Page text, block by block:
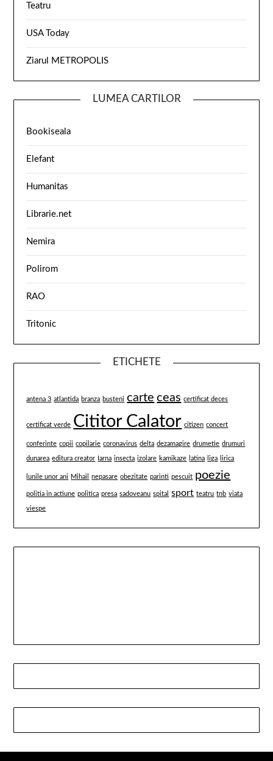
Teatru
USA Today
Ziarul METROPOLIS
LUMEA CARTILOR
Bookiseala
Elefant
Humanitas
Librarie.net
Nemira
Polirom
RAO
Tritonic
ETICHETE
antena 3 atlantida branza busteni carte ceas certificat deces
certificat verde Cititor Calator citizen concert
conferinte copii copilarie coronavirus delta dezamagire drumetie drumuri
dunarea editura creator Iarna insecta izolare kamikaze latina liga lirica
lunile unor ani Mihail nepasare obezitate parinti pescuit poezie
politia in actiune politica presa sadoveanu spital sport teatru tnb viata
viespe